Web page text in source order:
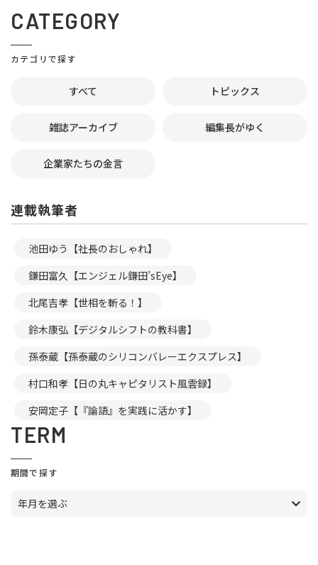
CATEGORY
カテゴリで探す
すべて トピックス
雑誌アーカイブ 編集長がゆく
企業家たちの金言
連載執筆者
池田ゆう【社長のおしゃれ】
鎌田富久【エンジェル鎌田’sEye】
北尾吉孝【世相を斬る！】
鈴木康弘【デジタルシフトの教科書】
孫泰蔵【孫泰蔵のシリコンバレーエクスプレス】
村口和孝【日の丸キャピタリスト風雲録】
安岡定子【『論語』を実践に活かす】
TERM
期間で探す
年月を選ぶ